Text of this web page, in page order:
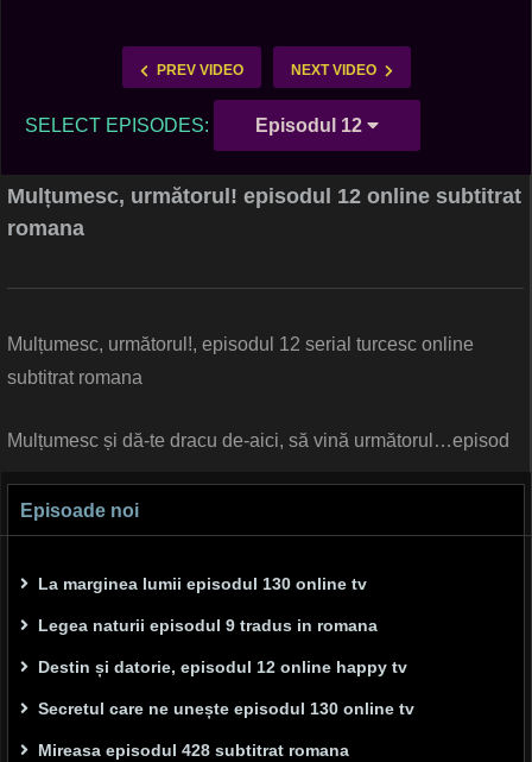
PREV VIDEO NEXT VIDEO
SELECT EPISODES: Episodul 12
Mulțumesc, următorul! episodul 12 online subtitrat
romana
Mulțumesc, următorul!, episodul 12 serial turcesc online
subtitrat romana
Mulțumesc și dă-te dracu de-aici, să vină următorul…episod
Episoade noi
La marginea lumii episodul 130 online tv
Legea naturii episodul 9 tradus in romana
Destin și datorie, episodul 12 online happy tv
Secretul care ne unește episodul 130 online tv
Mireasa episodul 428 subtitrat romana